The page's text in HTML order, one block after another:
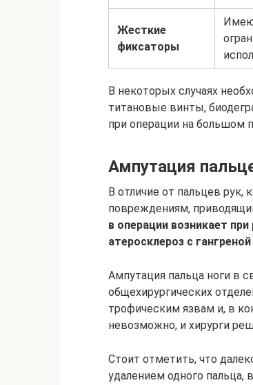
Жесткие
фиксаторы
В некоторых случаях
титановые винты,
при операции на большом
Ампутация
В отличие от пальцев
повреждениям,
в операции возникает
атеросклероз с
Ампутация пальца ноги в
общехирургических
трофическим язвам и, в
невозможно, и хирурги
Стоит отметить, что
удалением одного пальца,